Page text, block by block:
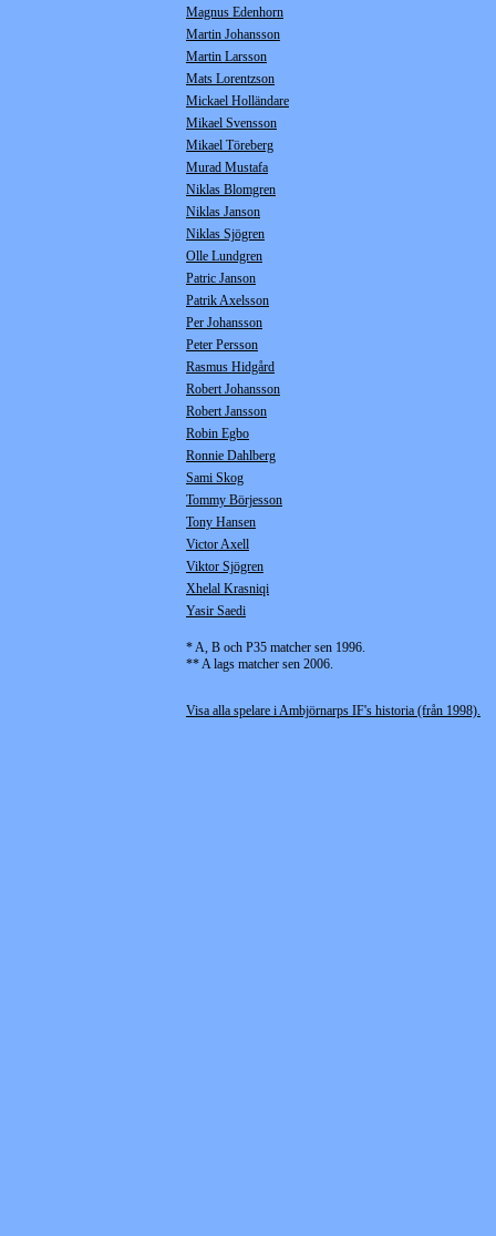
Magnus Edenhorn
Martin Johansson
Martin Larsson
Mats Lorentzson
Mickael Holländare
Mikael Svensson
Mikael Töreberg
Murad Mustafa
Niklas Blomgren
Niklas Janson
Niklas Sjögren
Olle Lundgren
Patric Janson
Patrik Axelsson
Per Johansson
Peter Persson
Rasmus Hidgård
Robert Johansson
Robert Jansson
Robin Egbo
Ronnie Dahlberg
Sami Skog
Tommy Börjesson
Tony Hansen
Victor Axell
Viktor Sjögren
Xhelal Krasniqi
Yasir Saedi
* A, B och P35 matcher sen 1996.
** A lags matcher sen 2006.
Visa alla spelare i Ambjörnarps IF's historia (från 1998).